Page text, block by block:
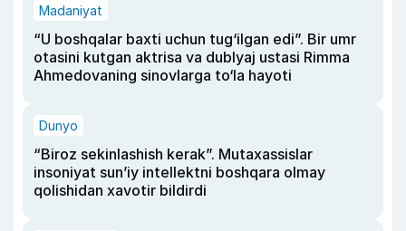
Madaniyat
“U boshqalar baxti uchun tug‘ilgan edi”. Bir umr
otasini kutgan aktrisa va dublyaj ustasi Rimma
Ahmedovaning sinovlarga to‘la hayoti
Dunyo
“Biroz sekinlashish kerak”. Mutaxassislar
insoniyat sun’iy intellektni boshqara olmay
qolishidan xavotir bildirdi